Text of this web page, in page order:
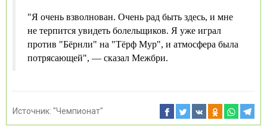
"Я очень взволнован. Очень рад быть здесь, и мне
не терпится увидеть болельщиков. Я уже играл
против "Бёрнли" на "Тёрф Мур", и атмосфера была
потрясающей", — сказал Межбри.
Источник: "Чемпионат"